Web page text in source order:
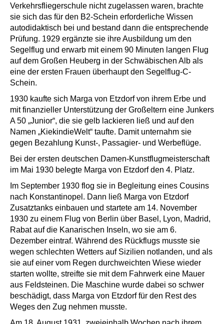
Verkehrsfliegerschule nicht zugelassen waren, brachte
sie sich das für den B2-Schein erforderliche Wissen
autodidaktisch bei und bestand dann die entsprechende
Prüfung. 1929 ergänzte sie ihre Ausbildung um den
Segelflug und erwarb mit einem 90 Minuten langen Flug
auf dem Großen Heuberg in der Schwäbischen Alb als
eine der ersten Frauen überhaupt den Segelflug-C-
Schein.
1930 kaufte sich Marga von Etzdorf von ihrem Erbe und
mit finanzieller Unterstützung der Großeltern eine Junkers
A 50 „Junior“, die sie gelb lackieren ließ und auf den
Namen „KiekindieWelt“ taufte. Damit unternahm sie
gegen Bezahlung Kunst-, Passagier- und Werbeflüge.
Bei der ersten deutschen Damen-Kunstflugmeisterschaft
im Mai 1930 belegte Marga von Etzdorf den 4. Platz.
Im September 1930 flog sie in Begleitung eines Cousins
nach Konstantinopel. Dann ließ Marga von Etzdorf
Zusatztanks einbauen und startete am 14. November
1930 zu einem Flug von Berlin über Basel, Lyon, Madrid,
Rabat auf die Kanarischen Inseln, wo sie am 6.
Dezember eintraf. Während des Rückflugs musste sie
wegen schlechten Wetters auf Sizilien notlanden, und als
sie auf einer vom Regen durchweichten Wiese wieder
starten wollte, streifte sie mit dem Fahrwerk eine Mauer
aus Feldsteinen. Die Maschine wurde dabei so schwer
beschädigt, dass Marga von Etzdorf für den Rest des
Weges den Zug nehmen musste.